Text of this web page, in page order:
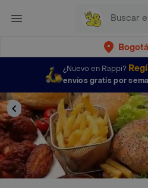
Bogotá
¿Nuevo en Rappi?
envíos gratis por